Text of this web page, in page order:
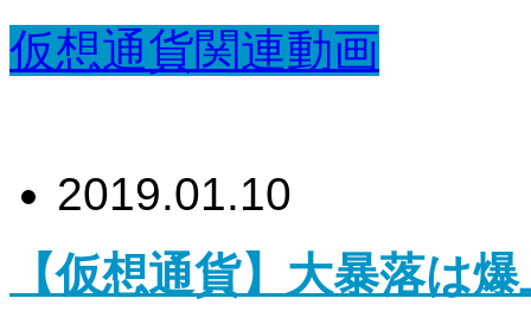
仮想通貨関連動画
2019.01.10
【仮想通貨】大暴落は